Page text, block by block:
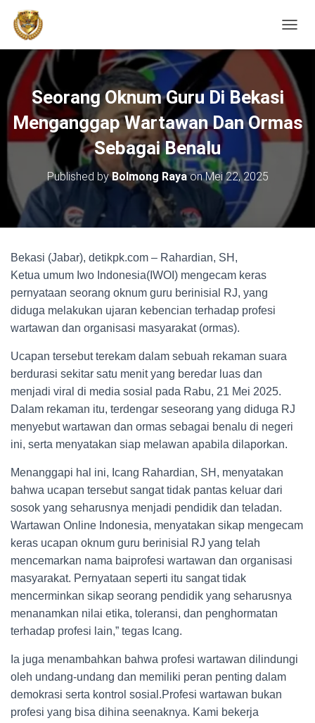
Seorang Oknum Guru Di Bekasi
Menganggap Wartawan Dan Ormas
Sebagai Benalu
Published byBolmong RayaonMei 22, 2025
Bekasi (Jabar), detikpk.com – Rahardian, SH,
Ketua umum Iwo Indonesia(IWOI) mengecam keras
pernyataan seorang oknum guru berinisial RJ, yang
diduga melakukan ujaran kebencian terhadap profesi
wartawan dan organisasi masyarakat (ormas).
Ucapan tersebut terekam dalam sebuah rekaman suara
berdurasi sekitar satu menit yang beredar luas dan
menjadi viral di media sosial pada Rabu, 21 Mei 2025.
Dalam rekaman itu, terdengar seseorang yang diduga RJ
menyebut wartawan dan ormas sebagai benalu di negeri
ini, serta menyatakan siap melawan apabila dilaporkan.
Menanggapi hal ini, Icang Rahardian, SH, menyatakan
bahwa ucapan tersebut sangat tidak pantas keluar dari
sosok yang seharusnya menjadi pendidik dan teladan.
Wartawan Online Indonesia, menyatakan sikap mengecam
keras ucapan oknum guru berinisial RJ yang telah
mencemarkan nama baiprofesi wartawan dan organisasi
masyarakat. Pernyataan seperti itu sangat tidak
mencerminkan sikap seorang pendidik yang seharusnya
menanamkan nilai etika, toleransi, dan penghormatan
terhadap profesi lain,” tegas Icang.
Ia juga menambahkan bahwa profesi wartawan dilindungi
oleh undang-undang dan memiliki peran penting dalam
demokrasi serta kontrol sosial.Profesi wartawan bukan
profesi yang bisa dihina seenaknya. Kami bekerja